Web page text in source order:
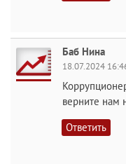
Баб Нина
18.07.2024
верните нам
Ответить